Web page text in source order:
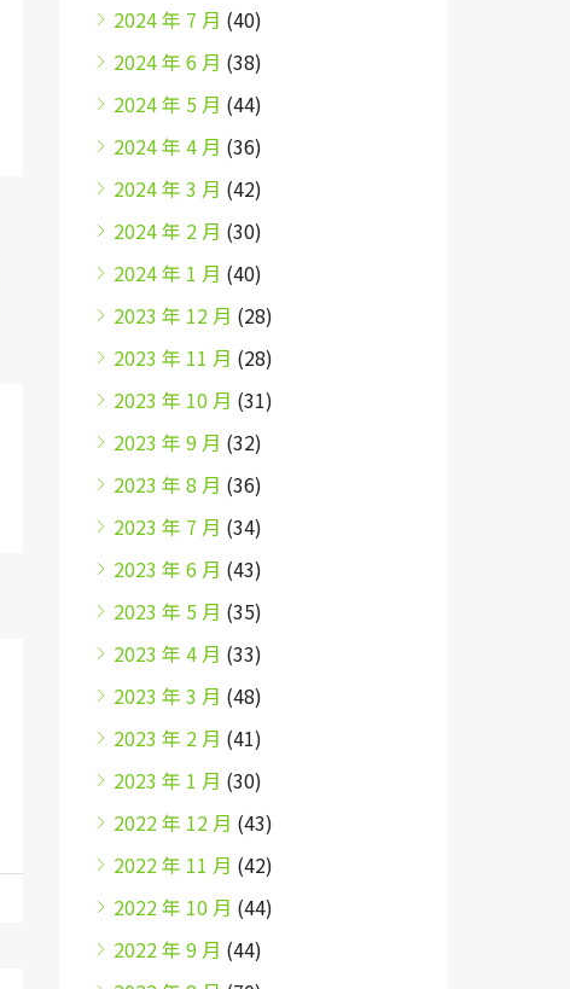
2024 年 7 月 (40)
2024 年 6 月 (38)
2024 年 5 月 (44)
2024 年 4 月 (36)
2024 年 3 月 (42)
2024 年 2 月 (30)
2024 年 1 月 (40)
2023 年 12 月 (28)
2023 年 11 月 (28)
2023 年 10 月 (31)
2023 年 9 月 (32)
2023 年 8 月 (36)
2023 年 7 月 (34)
2023 年 6 月 (43)
2023 年 5 月 (35)
2023 年 4 月 (33)
2023 年 3 月 (48)
2023 年 2 月 (41)
2023 年 1 月 (30)
2022 年 12 月 (43)
2022 年 11 月 (42)
2022 年 10 月 (44)
2022 年 9 月 (44)